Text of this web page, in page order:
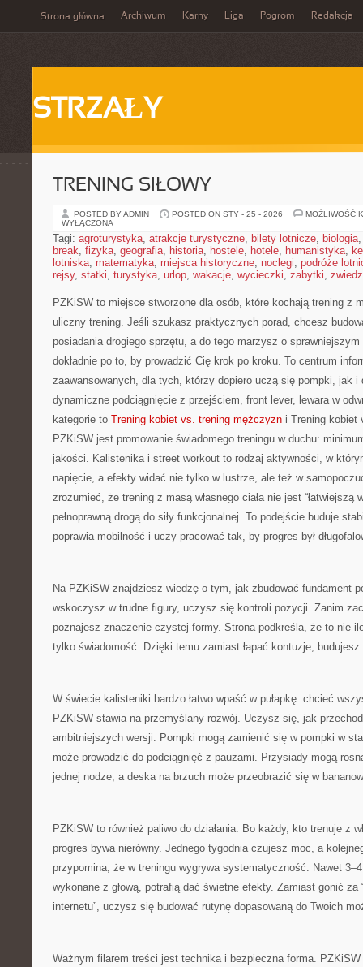
Strona główna Archiwum Karny Liga Pogrom Redakcja
STRZAŁY
TRENING SIŁOWY
POSTED BY ADMIN POSTED ON STY - 25 - 2026
MOŻLIWOŚĆ
WYŁĄCZONA
Tagi: agroturystyka, atrakcje turystyczne, bilety lotnicze, biologia
break, fizyka, geografia, historia, hostele, hotele, humanistyka,
lotniska, matematyka, miejsca historyczne, noclegi, podróże
rejsy, statki, turystyka, urlop, wakacje, wycieczki, zabytki,
PZKiSW to miejsce stworzone dla osób, które kochają trening z
uliczny trening. Jeśli szukasz praktycznych porad, chcesz
posiadania drogiego sprzętu, a do tego marzysz o
dokładnie po to, by prowadzić Cię krok po kroku. To centrum
zaawansowanych, dla tych, którzy dopiero uczą się pompki, jak i
dynamiczne podciągnięcie z przejściem, front lever, lewara w
kategorie to Trening kobiet vs. trening mężczyzn i Trening kobiet
PZKiSW jest promowanie świadomego treningu w duchu:
jakości. Kalistenika i street workout to rodzaj aktywności, w
napięcie, a efekty widać nie tylko w lustrze, ale też w
zrozumieć, że trening z masą własnego ciała nie jest “łatwiejszą
pełnoprawną drogą do siły funkcjonalnej. To podejście buduje
poprawia mobilność i uczy pracować tak, by progres był
Na PZKiSW znajdziesz wiedzę o tym, jak zbudować fundament
wskoczysz w trudne figury, uczysz się kontroli pozycji. Zanim
poznajesz znaczenie czystej formy. Strona podkreśla, że to nie
tylko świadomość. Dzięki temu zamiast łapać kontuzje, budujesz
W świecie kalisteniki bardzo łatwo wpaść w pułapkę: chcieć
PZKiSW stawia na przemyślany rozwój. Uczysz się, jak
ambitniejszych wersji. Pompki mogą zamienić się w pompki w
może prowadzić do podciągnięć z pauzami. Przysiady mogą
jednej nodze, a deska na brzuch może przeobrazić się w
PZKiSW to również paliwo do działania. Bo każdy, kto trenuje z
progres bywa nierówny. Jednego tygodnia czujesz moc, a
przypomina, że w treningu wygrywa systematyczność. Nawet
wykonane z głową, potrafią dać świetne efekty. Zamiast gonić za
internetu”, uczysz się budować rutynę dopasowaną do Twoich
Ważnym filarem treści jest technika i bezpieczna forma. PZKiSW